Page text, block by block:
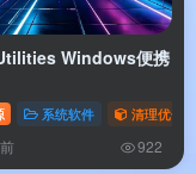
Windows便携
系统软件 清理优化
922